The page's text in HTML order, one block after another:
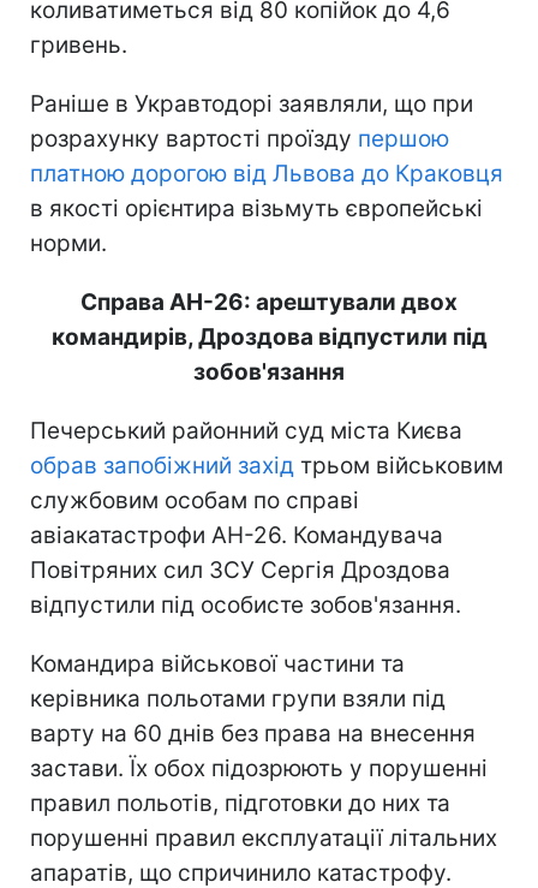
коливатиметься від 80 копійок до 4,6
гривень.
Раніше в Укравтодорі заявляли, що при
розрахунку вартості проїзду першою
платною дорогою від Львова до Краковця
в якості орієнтира візьмуть європейські
норми.
Справа АН-26: арештували двох
командирів, Дроздова відпустили під
зобов'язання
Печерський районний суд міста Києва
обрав запобіжний захід трьом військовим
службовим особам по справі
авіакатастрофи АН-26. Командувача
Повітряних сил ЗСУ Сергія Дроздова
відпустили під особисте зобов'язання.
Командира військової частини та
керівника польотами групи взяли під
варту на 60 днів без права на внесення
застави. Їх обох підозрюють у порушенні
правил польотів, підготовки до них та
порушенні правил експлуатації літальних
апаратів, що спричинило катастрофу.